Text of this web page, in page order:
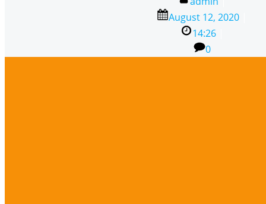
August 12, 2020
14:26
0